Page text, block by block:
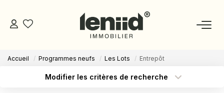
NOS BIENS
Accueil Programmes neufs Les Lots Entrepôt
Modifier les critères de recherche